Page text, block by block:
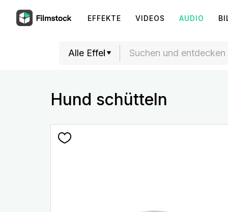
EFFEKTE VIDEOS AUDIO
Hund schütteln